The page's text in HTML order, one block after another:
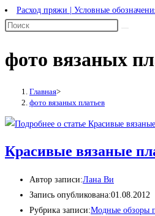
Расход пряжи | Условные
фото вязаных
Главная>
фото вязаных платьев
Красивые вязаные
Автор записи:Лана Ви
Запись опубликована:01.08.2012
Рубрика записи:Модные обзоры